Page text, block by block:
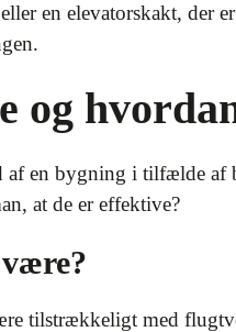
en elevatorskakt, der
og
af en bygning i tilfælde af
at de er effektive?
tilstrækkeligt med